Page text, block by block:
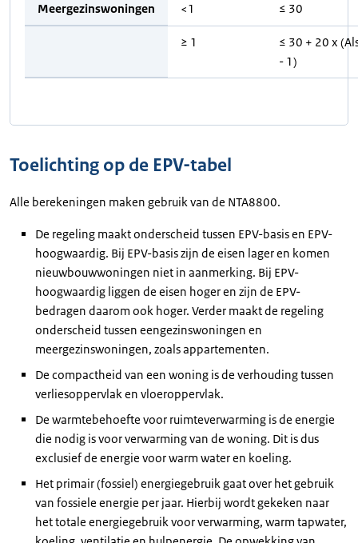
Meergezinswoningen <1 ≤ 30
≥ 1
≤ 30 + 20 x
- 1)
Toelichting op de EPV-tabel
Alle berekeningen maken gebruik van de NTA8800.
De regeling maakt onderscheid tussen EPV-basis en EPV-
hoogwaardig. Bij EPV-basis zijn de eisen lager en komen
nieuwbouwwoningen niet in aanmerking. Bij EPV-
hoogwaardig liggen de eisen hoger en zijn de EPV-
bedragen daarom ook hoger. Verder maakt de regeling
onderscheid tussen eengezinswoningen en
meergezinswoningen, zoals appartementen.
De compactheid van een woning is de verhouding tussen
verliesoppervlak en vloeroppervlak.
De warmtebehoefte voor ruimteverwarming is de energie
die nodig is voor verwarming van de woning. Dit is dus
exclusief de energie voor warm water en koeling.
Het primair (fossiel) energiegebruik gaat over het gebruik
van fossiele energie per jaar. Hierbij wordt gekeken naar
het totale energiegebruik voor verwarming, warm tapwater,